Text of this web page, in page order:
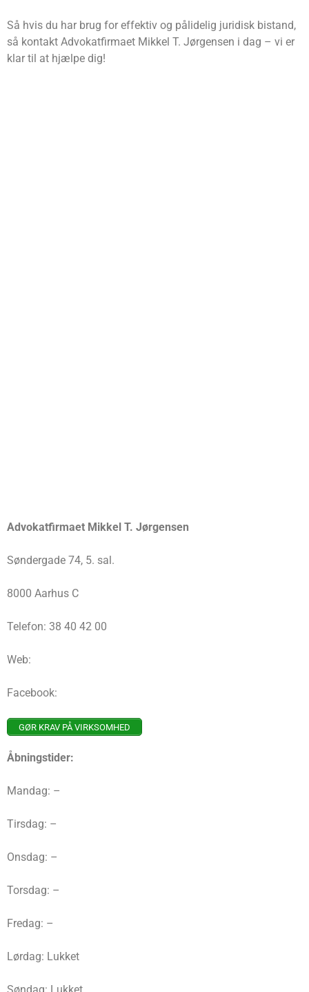
Så hvis du har brug for effektiv og pålidelig juridisk bistand,
så kontakt Advokatfirmaet Mikkel T. Jørgensen i dag – vi er
klar til at hjælpe dig!
Advokatfirmaet Mikkel T. Jørgensen
Søndergade 74, 5. sal.
8000 Aarhus C
Telefon: 38 40 42 00
Web:
Facebook:
GØR KRAV PÅ VIRKSOMHED
Åbningstider:
Mandag: –
Tirsdag: –
Onsdag: –
Torsdag: –
Fredag: –
Lørdag: Lukket